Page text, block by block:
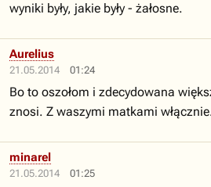
wyniki były, jakie były - żałosne.
21.05.2014 01:24
Aurelius
Bo to oszołom i zdecydowana
znosi. Z waszymi matkami
21.05.2014 01:25
minarel